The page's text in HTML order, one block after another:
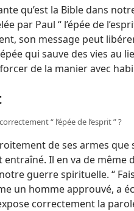
qu’est la Bible dans
par Paul “ l’épée de
son message peut
qui sauve des vies au
de la manier avec
“ l’épée de l’esprit ” ?
de ses armes que
entraîné. Il en va de même
notre guerre spirituelle. “
un homme approuvé, a
correctement la